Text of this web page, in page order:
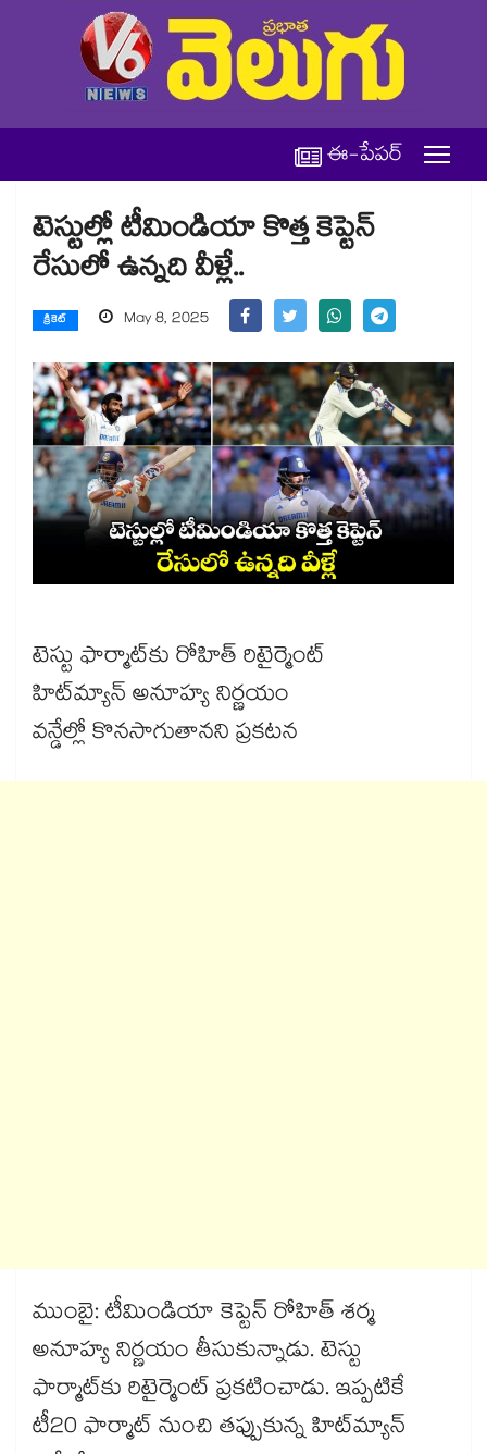
ఈ-పేపర్
టెస్టుల్లో టీమిండియా కొత్త కెప్టెన్
రేసులో ఉన్నది వీళ్లే..
క్రికెట్ May 8, 2025
టెస్టు ఫార్మాట్‌‌‌‌‌‌‌‌‌‌‌‌‌‌‌‌కు రోహిత్‌‌‌‌‌‌‌‌‌‌‌‌‌‌‌‌ రిటైర్మెంట్‌‌‌‌‌‌‌‌‌‌‌‌‌‌‌‌
హిట్‌‌‌‌‌‌‌‌‌‌‌‌‌‌‌‌మ్యాన్ అనూహ్య నిర్ణయం
వన్డేల్లో కొనసాగుతానని ప్రకటన
ముంబై: టీమిండియా కెప్టెన్ రోహిత్ శర్మ
అనూహ్య నిర్ణయం తీసుకున్నాడు. టెస్టు
ఫార్మాట్‌‌‌‌‌‌‌‌‌‌‌‌‌‌‌‌కు రిటైర్మెంట్‌‌‌‌‌‌‌‌‌‌‌‌‌‌‌‌ ప్రకటించాడు. ఇప్పటికే
టీ20 ఫార్మాట్‌‌‌‌‌‌‌‌‌‌‌‌‌‌‌‌ నుంచి తప్పుకున్న హిట్‌‌‌‌‌‌‌‌‌‌‌‌‌‌‌‌మ్యాన్